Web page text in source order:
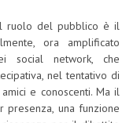
ruolo del pubblico è il
ora amplificato
social network, che
nel tentativo di
e conoscenti. Ma il
una funzione